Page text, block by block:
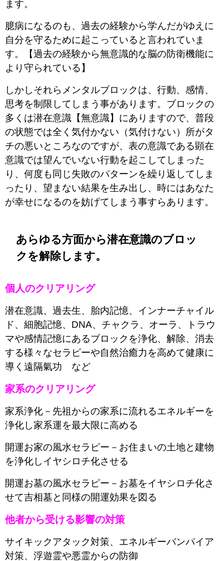
ます。
臆病になるのも、過去の経験から学んだがゆえに
自分を守るために起こっていると言われていま
す。【過去の経験から無意識的な脳の防衛機能に
より守られている】
しかしそれらメンタルブロックは、行動、感情、
思考を制限してしまう事があります。ブロックの
多くは潜在意識【無意識】にありますので、普段
の状態では全く気付かない（気付けない）所がタ
チの悪いところなのですが、表の意識である顕在
意識では望んでいない行動を起こしてしまった
り、何度も同じ失敗のパターンを繰り返してしま
ったり、望まない結果を生み出し、時にはあなた
が幸せになるのを妨げてしまう事すらあります。
あらゆる方面から潜在意識のブロッ
クを解除します。
個人のクリアリング
潜在意識、過去生、胎内記憶、インナーチャイル
ド、細胞記憶、DNA、チャクラ、オーラ、トラウ
マや感情記憶にあるブロックを浄化、解除、消去
する様々なセラピーや自然治癒力を高めて健康に
導く遠隔氣功 など
家系のクリアリング
家系浄化－先祖からの家系に流れるエネルギーを
浄化し家系運を最大限に高める
開運お家の風水セラピー－お住まいの土地と建物
を浄化しイヤシロチ化させる
開運お墓の風水セラピー－お墓をイヤシロチ化さ
せて吉相墓と同様の開運効果を図る
他者から受ける影響の対策
サイキックアタック対策、エネルギーバンパイア
対策、浮遊霊や悪霊からの防御